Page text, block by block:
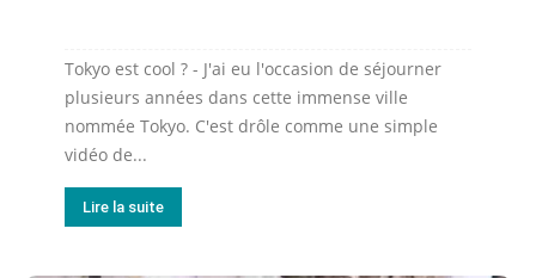
Tokyo est cool ? - J'ai eu l'occasion de séjourner
plusieurs années dans cette immense ville
nommée Tokyo. C'est drôle comme une simple
vidéo de...
Lire la suite